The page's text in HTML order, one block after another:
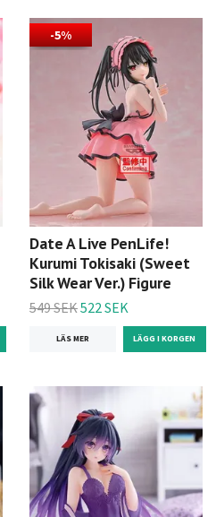
-5%
Date A Live PenLife!
Kurumi Tokisaki (Sweet
Silk Wear Ver.) Figure
549 SEK522 SEK
LÄS MER